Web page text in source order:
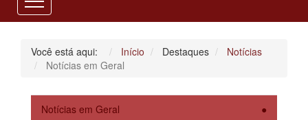
Você está aqui: Início Destaques
Notícias
Notícias em Geral
Notícias em Geral